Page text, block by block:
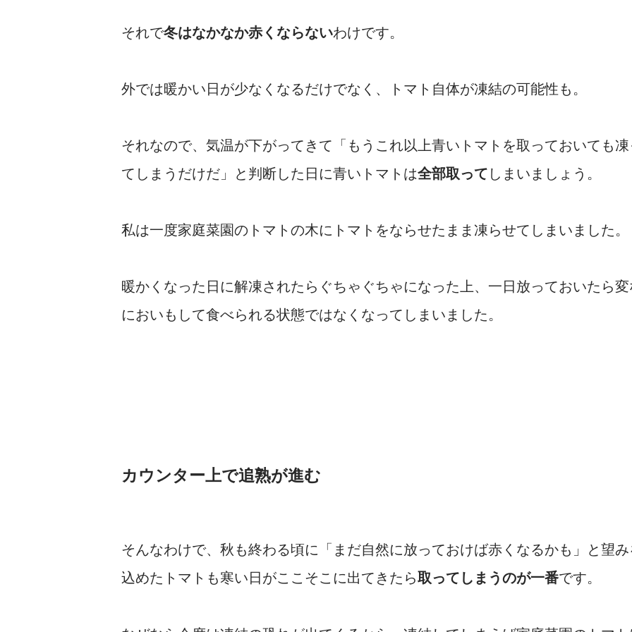
それで冬はなかなか赤くならないわけです。
外では暖かい日が少なくなるだけでなく、トマト自体が凍結の可能性も。
それなので、気温が下がってきて「もうこれ以上青いトマトを取っておいても
てしまうだけだ」と判断した日に青いトマトは全部取って しまいましょう。
私は一度家庭菜園のトマトの木にトマトをならせたまま凍らせてしまいました。
暖かくなった日に解凍されたらぐちゃぐちゃになった上、一日放っておいたら
においもして食べられる状態ではなくなってしまいました。
カウンター上で追熟が進む
そんなわけで、秋も終わる頃に「まだ自然に放っておけば赤くなるかも」と望
込めたトマトも寒い日がここそこに出てきたら取ってしまうのが一番です。